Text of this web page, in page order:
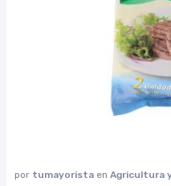
por tumayorista en Agricultura